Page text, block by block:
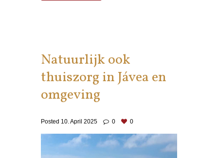
Natuurlijk ook
thuiszorg in Jávea en
omgeving
Posted 10. April 2025 0 0